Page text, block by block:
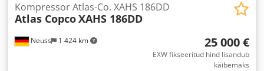
Neuss 1 424 km
Kompressor Atlas-Co. XAHS 186DD
Atlas CopcoXAHS 186DD
25 000 €
EXW fikseeritud hind lisandub
käibemaks